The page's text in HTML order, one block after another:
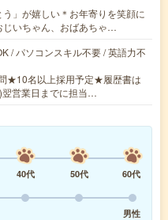
」が嬉しい＊お年寄りを笑顔に
じいちゃん、おばあちゃ…
/ パソコンスキル不要 / 英語力不
★10名以上採用予定★履歴書は
営業日までに担当…
40代 50代
60代
男性